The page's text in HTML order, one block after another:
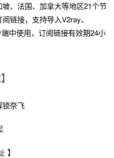
、法国、加拿大等地区21个节
链接，支持导入V2ray、
中使用，订阅链接有效期24小
锁奈飞
】